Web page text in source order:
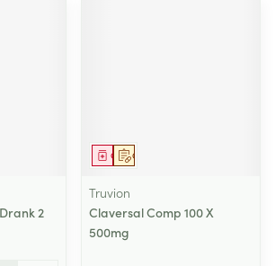
2
Op voorschrift
Geneesmiddel
Truvion
Claversal Comp 100 X
500mg